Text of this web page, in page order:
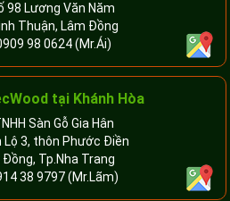
98 Lương Văn Năm
Thuận, Lâm Đồng
98 0624(Mr.Ái)
tại Khánh Hòa
Sàn Gỗ Gia Hân
Lộ 3, thôn Phước Điền
Tp.Nha Trang
38 9797(Mr.Lãm)